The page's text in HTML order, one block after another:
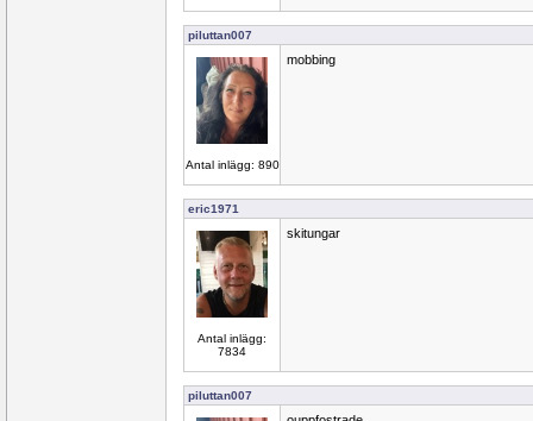
piluttan007
Antal inlägg: 890
mobbing
eric1971
Antal inlägg:
7834
skitungar
piluttan007